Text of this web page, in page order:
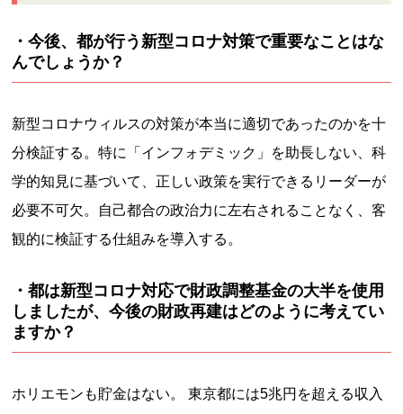
・今後、都が行う新型コロナ対策で重要なことはな
んでしょうか？
新型コロナウィルスの対策が本当に適切であったのかを十
分検証する。特に「インフォデミック」を助長しない、科
学的知見に基づいて、正しい政策を実行できるリーダーが
必要不可欠。自己都合の政治力に左右されることなく、客
観的に検証する仕組みを導入する。
・都は新型コロナ対応で財政調整基金の大半を使用
しましたが、今後の財政再建はどのように考えてい
ますか？
ホリエモンも貯金はない。 東京都には5兆円を超える収入